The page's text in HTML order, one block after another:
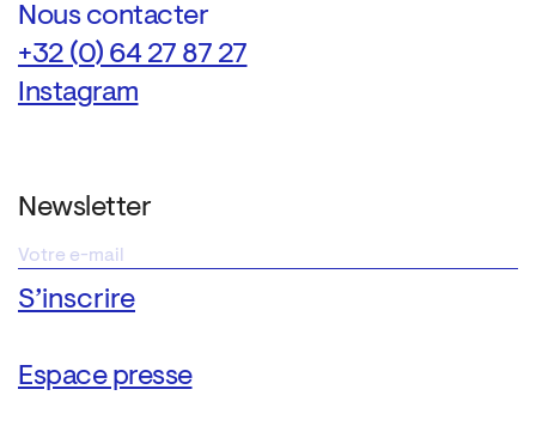
Nous contacter
+32 (0) 64 27 87 27
Instagram
Newsletter
Espace presse